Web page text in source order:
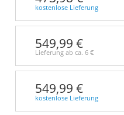
kostenlose Lieferung
549,99 €
Lieferung ab ca. 6 €
549,99 €
kostenlose Lieferung